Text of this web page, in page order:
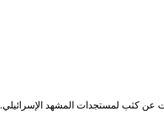
عن كثب لمستجدات المشهد الإسرائيلي.